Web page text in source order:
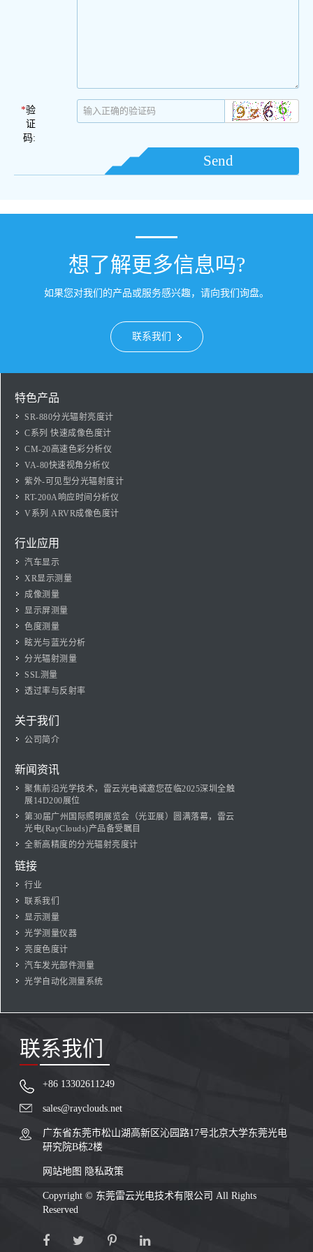
*验
证
码:
Send
想了解更多信息吗?
如果您对我们的产品或服务感兴趣，请向我们询盘。
联系我们
特色产品
SR-880分光辐射亮度计
C系列 快速成像色度计
CM-20高速色彩分析仪
VA-80快速视角分析仪
紫外-可见型分光辐射度计
RT-200A响应时间分析仪
V系列 ARVR成像色度计
行业应用
汽车显示
XR显示测量
成像测量
显示屏测量
色度测量
眩光与蓝光分析
分光辐射测量
SSL测量
透过率与反射率
关于我们
公司简介
新闻资讯
聚焦前沿光学技术，雷云光电诚邀您莅临2025深圳全触
展14D200展位
第30届广州国际照明展览会（光亚展）圆满落幕，雷云
光电(RayClouds)产品备受瞩目
全新高精度的分光辐射亮度计
链接
行业
联系我们
显示测量
光学测量仪器
亮度色度计
汽车发光部件测量
光学自动化测量系统
联系我们
+86 13302611249
sales@rayclouds.net
广东省东莞市松山湖高新区沁园路17号北京大学东莞光电
研究院B栋2楼
网站地图 隐私政策
Copyright © 东莞雷云光电技术有限公司 All Rights
Reserved